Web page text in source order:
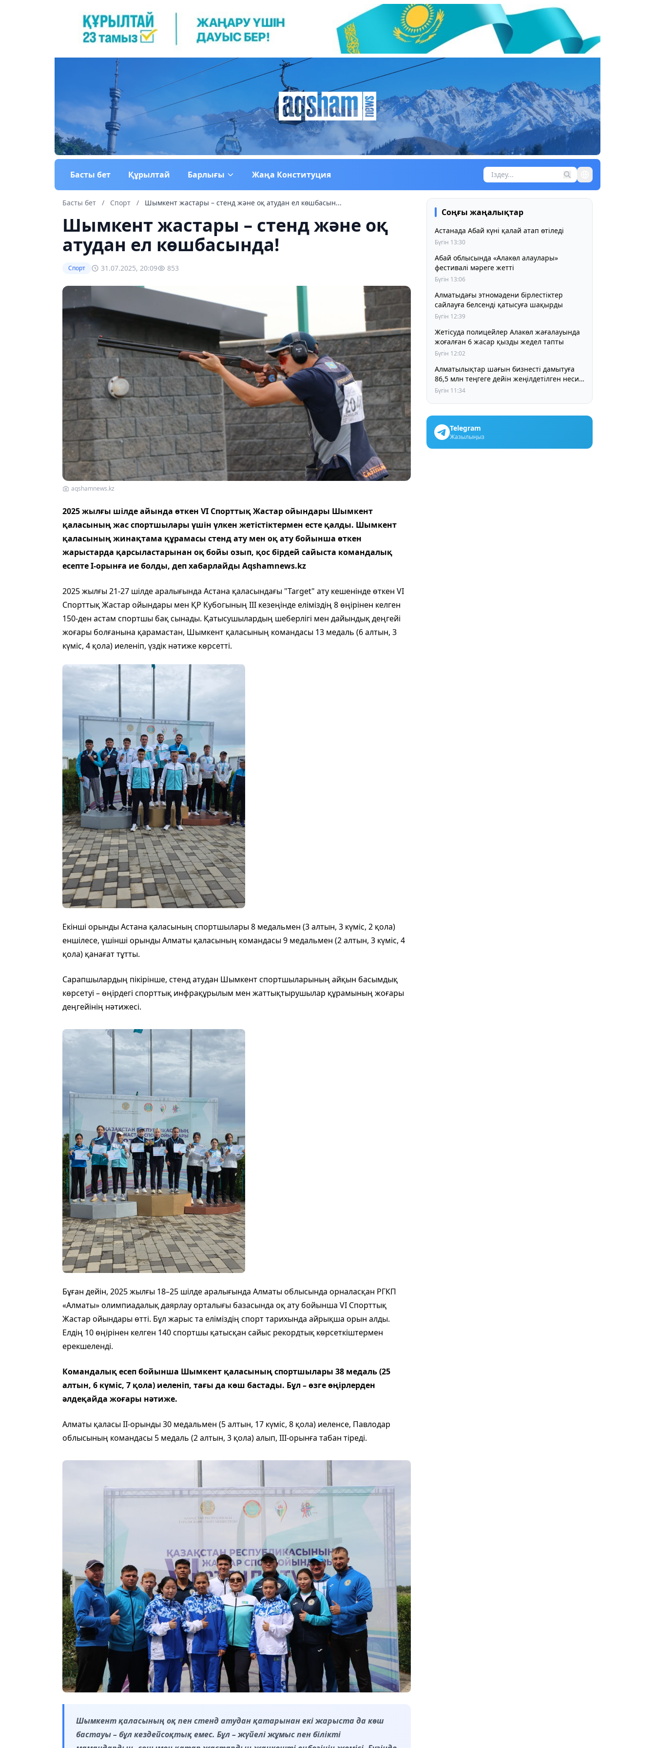
Басты бет Құрылтай Барлығы Жаңа Конституция
Басты бет / Спорт / Шымкент жастары – стенд және оқ атудан ел көшбасын...
Шымкент жастары – стенд және оқ
атудан ел көшбасында!
Спорт 31.07.2025, 20:09 853
aqshamnews.kz
2025 жылғы шілде айында өткен VI Спорттық Жастар ойындары Шымкент
қаласының жас спортшылары үшін үлкен жетістіктермен есте қалды. Шымкент
қаласының жинақтама құрамасы стенд ату мен оқ ату бойынша өткен
жарыстарда қарсыластарынан оқ бойы озып, қос бірдей сайыста командалық
есепте I-орынға ие болды, деп хабарлайды Aqshamnews.kz
2025 жылғы 21-27 шілде аралығында Астана қаласындағы "Target" ату кешенінде өткен VI
Спорттық Жастар ойындары мен ҚР Кубогының III кезеңінде еліміздің 8 өңірінен келген
150-ден астам спортшы бақ сынады. Қатысушылардың шеберлігі мен дайындық деңгейі
жоғары болғанына қарамастан, Шымкент қаласының командасы 13 медаль (6 алтын, 3
күміс, 4 қола) иеленіп, үздік нәтиже көрсетті.
Екінші орынды Астана қаласының спортшылары 8 медальмен (3 алтын, 3 күміс, 2 қола)
еншілесе, үшінші орынды Алматы қаласының командасы 9 медальмен (2 алтын, 3 күміс, 4
қола) қанағат тұтты.
Сарапшылардың пікірінше, стенд атудан Шымкент спортшыларының айқын басымдық
көрсетуі – өңірдегі спорттық инфрақұрылым мен жаттықтырушылар құрамының жоғары
деңгейінің нәтижесі.
Бұған дейін, 2025 жылғы 18–25 шілде аралығында Алматы облысында орналасқан РГКП
«Алматы» олимпиадалық даярлау орталығы базасында оқ ату бойынша VI Спорттық
Жастар ойындары өтті. Бұл жарыс та еліміздің спорт тарихында айрықша орын алды.
Елдің 10 өңірінен келген 140 спортшы қатысқан сайыс рекордтық көрсеткіштермен
ерекшеленді.
Командалық есеп бойынша Шымкент қаласының спортшылары 38 медаль (25
алтын, 6 күміс, 7 қола) иеленіп, тағы да көш бастады. Бұл – өзге өңірлерден
әлдеқайда жоғары нәтиже.
Алматы қаласы II-орынды 30 медальмен (5 алтын, 17 күміс, 8 қола) иеленсе, Павлодар
облысының командасы 5 медаль (2 алтын, 3 қола) алып, III-орынға табан тіреді.
Шымкент қаласының оқ пен стенд атудан қатарынан екі жарыста да көш
бастауы – бұл кездейсоқтық емес. Бұл – жүйелі жұмыс пен білікті
Соңғы жаңалықтар
Астанада Абай күні қалай атап өтіледі
Бүгін 13:30
Абай облысында «Алакөл алаулары»
фестивалі мәреге жетті
Бүгін 13:06
Алматыдағы этномәдени бірлестіктер
сайлауға белсенді қатысуға шақырды
Бүгін 12:39
Жетісуда полицейлер Алакөл жағалауында
жоғалған 6 жасар қызды жедел тапты
Бүгін 12:02
Алматылықтар шағын бизнесті дамытуға
86,5 млн теңгеге дейін жеңілдетілген несие
ала алады
Бүгін 11:34
Telegram
Жазылыңыз